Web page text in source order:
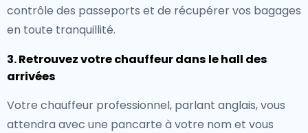
contrôle des passeports et de récupérer vos bagages
en toute tranquillité.
3. Retrouvez votre chauffeur dans le hall des
arrivées
Votre chauffeur professionnel, parlant anglais, vous
attendra avec une pancarte à votre nom et vous